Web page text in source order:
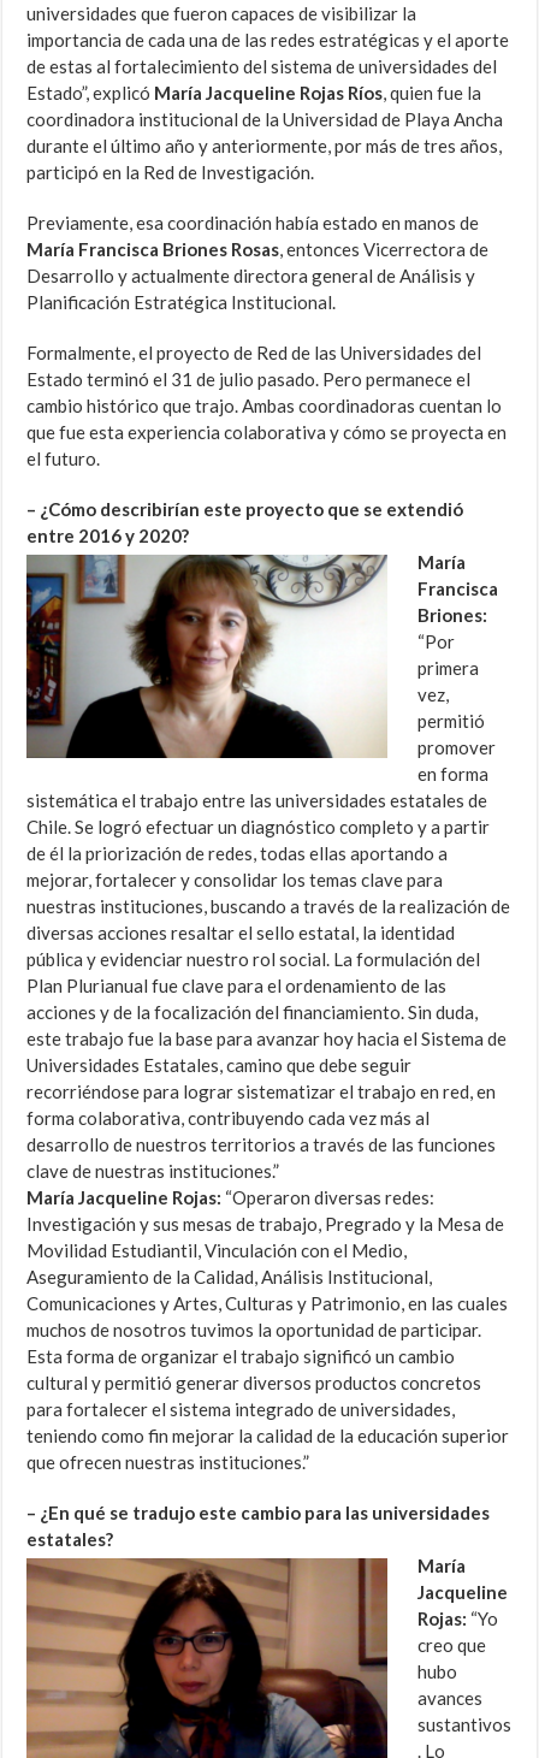
universidades que fueron capaces de visibilizar la
importancia de cada una de las redes estratégicas y el aporte
de estas al fortalecimiento del sistema de universidades del
Estado”, explicó María Jacqueline Rojas Ríos, quien fue la
coordinadora institucional de la Universidad de Playa Ancha
durante el último año y anteriormente, por más de tres años,
participó en la Red de Investigación.
Previamente, esa coordinación había estado en manos de
María Francisca Briones Rosas, entonces Vicerrectora de
Desarrollo y actualmente directora general de Análisis y
Planificación Estratégica Institucional.
Formalmente, el proyecto de Red de las Universidades del
Estado terminó el 31 de julio pasado. Pero permanece el
cambio histórico que trajo. Ambas coordinadoras cuentan lo
que fue esta experiencia colaborativa y cómo se proyecta en
el futuro.
– ¿Cómo describirían este proyecto que se extendió
entre 2016 y 2020?
María
Francisca
Briones:
“Por
primera
vez,
permitió
promover
en forma
sistemática el trabajo entre las universidades estatales de
Chile. Se logró efectuar un diagnóstico completo y a partir
de él la priorización de redes, todas ellas aportando a
mejorar, fortalecer y consolidar los temas clave para
nuestras instituciones, buscando a través de la realización de
diversas acciones resaltar el sello estatal, la identidad
pública y evidenciar nuestro rol social. La formulación del
Plan Plurianual fue clave para el ordenamiento de las
acciones y de la focalización del financiamiento. Sin duda,
este trabajo fue la base para avanzar hoy hacia el Sistema de
Universidades Estatales, camino que debe seguir
recorriéndose para lograr sistematizar el trabajo en red, en
forma colaborativa, contribuyendo cada vez más al
desarrollo de nuestros territorios a través de las funciones
clave de nuestras instituciones.”
María Jacqueline Rojas: “Operaron diversas redes:
Investigación y sus mesas de trabajo, Pregrado y la Mesa de
Movilidad Estudiantil, Vinculación con el Medio,
Aseguramiento de la Calidad, Análisis Institucional,
Comunicaciones y Artes, Culturas y Patrimonio, en las cuales
muchos de nosotros tuvimos la oportunidad de participar.
Esta forma de organizar el trabajo significó un cambio
cultural y permitió generar diversos productos concretos
para fortalecer el sistema integrado de universidades,
teniendo como fin mejorar la calidad de la educación superior
que ofrecen nuestras instituciones.”
– ¿En qué se tradujo este cambio para las universidades
estatales?
María
Jacqueline
Rojas: “Yo
creo que
hubo
avances
sustantivos
. Lo